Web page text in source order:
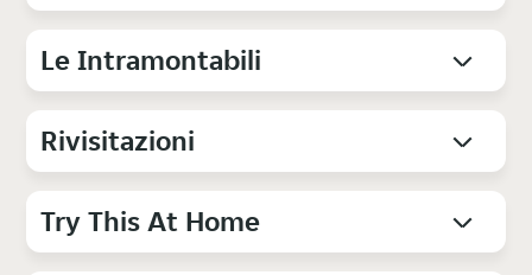
Le Intramontabili
Rivisitazioni
Try This At Home